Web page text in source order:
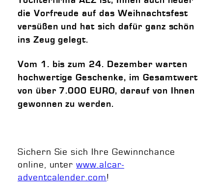
die Vorfreude auf das Weihnachtsfest
versüßen und hat sich dafür ganz schön
ins Zeug gelegt.
Vom 1. bis zum 24. Dezember warten
hochwertige Geschenke, im Gesamtwert
von über 7.000 EURO, darauf von Ihnen
gewonnen zu werden.
Sichern Sie sich Ihre Gewinnchance
online, unterwww.alcar-
adventcalender.com!